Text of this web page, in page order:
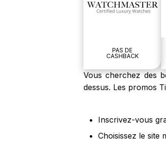
PAS DE
CASHBACK
Vous cherchez des
dessus. Les promos
Inscrivez-vous
Choisissez le site